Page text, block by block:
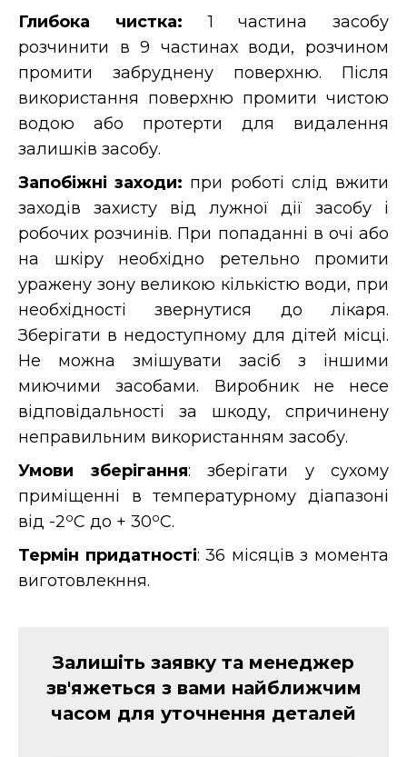
Глибока чистка: 1 частина засобу
розчинити в 9 частинах води, розчином
промити забруднену поверхню. Після
використання поверхню промити чистою
водою або протерти для видалення
залишків засобу.
Запобіжні заходи: при роботі слід вжити
заходів захисту від лужної дії засобу і
робочих розчинів. При попаданні в очі або
на шкіру необхідно ретельно промити
уражену зону великою кількістю води, при
необхідності звернутися до лікаря.
Зберігати в недоступному для дітей місці.
Не можна змішувати засіб з іншими
миючими засобами. Виробник не несе
відповідальності за шкоду, спричинену
неправильним використанням засобу.
Умови зберігання: зберігати у сухому
приміщенні в температурному діапазоні
від -2оС до + 30оС.
Термін придатності: 36 місяців з момента
виготовлекння.
Залишіть заявку та менеджер
зв'яжеться з вами найближчим
часом для уточнення деталей